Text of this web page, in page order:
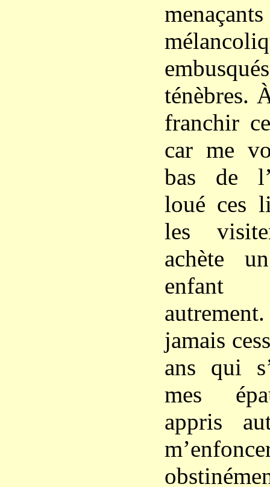
ténèbres.
franchir
car me
bas de
loué ces
les
achète
enfant
jamais
ans qui
mes
appris